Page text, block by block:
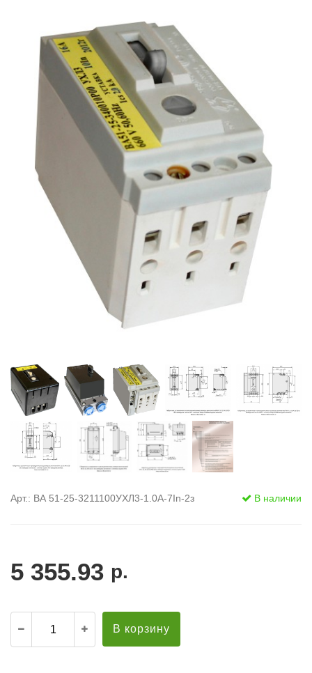
диэлектрические
Стремянки с
Стремянки с
опорой
Ширмы
РЗА (шторы)
Штендеры
Щиты
диэлектрические
Арт.: ВА 51-25-3211100УХЛ3-1.0А-7In-2з В наличии
5 355.93 р.
В корзину